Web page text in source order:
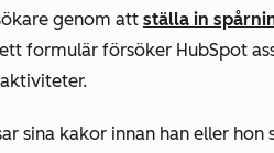
genom att ställa in
formulär försöker HubSpot
sina kakor innan han eller